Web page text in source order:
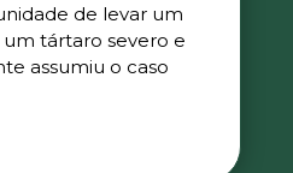
de levar um
tártaro severo e
assumiu o caso